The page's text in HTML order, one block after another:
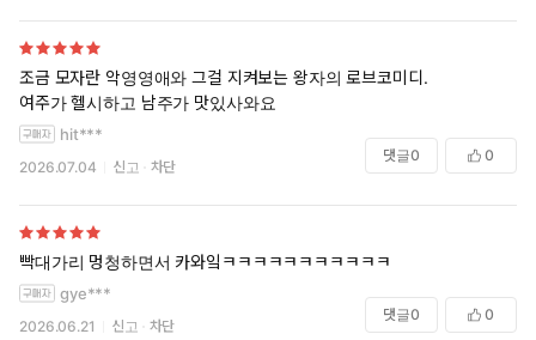
조금 모자란 악영영애와 그걸 지켜보는 왕자의 로브코미디.
여주가 헬시하고 남주가 맛있사와요
hit***
2026.07.04 신고 차단
댓글0 0
빡대가리 멍청하면서 카와잌ㅋㅋㅋㅋㅋㅋㅋㅋㅋㅋㅋ
gye***
2026.06.21 신고 차단
댓글0 0